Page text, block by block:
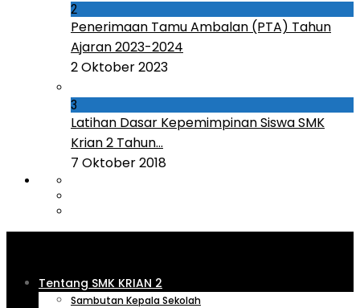
2
Penerimaan Tamu Ambalan (PTA) Tahun
Ajaran 2023-2024
2 Oktober 2023
3
Latihan Dasar Kepemimpinan Siswa SMK
Krian 2 Tahun...
7 Oktober 2018
Tentang SMK KRIAN 2
Sambutan Kepala Sekolah